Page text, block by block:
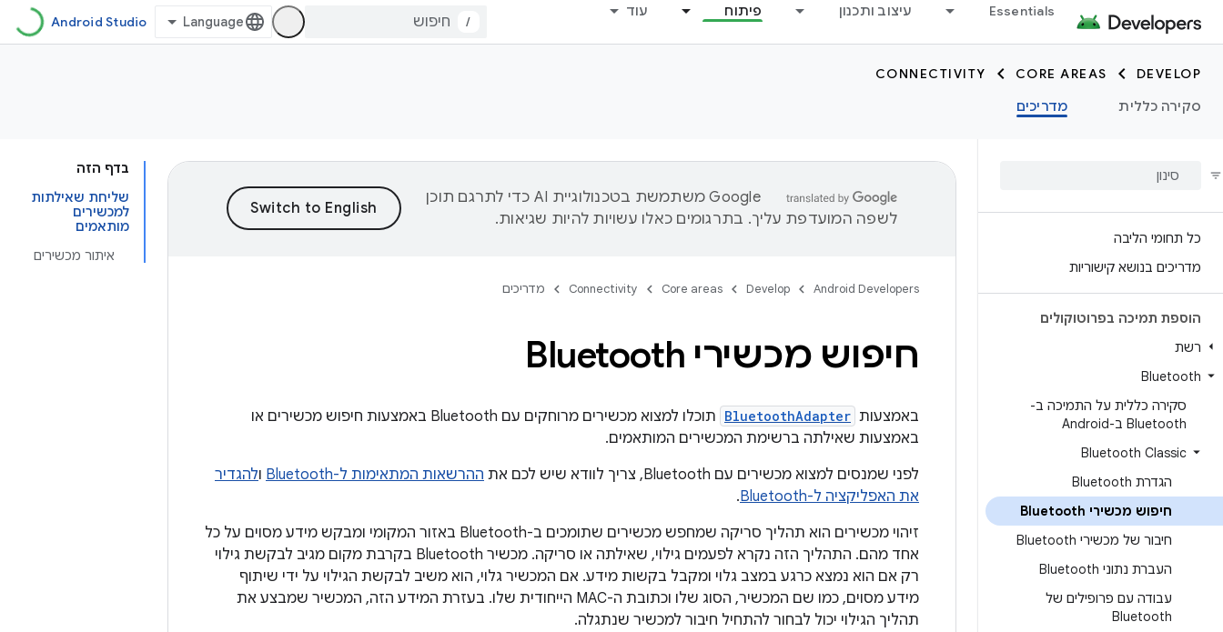
Essentials עיצוב ותכנון פיתוח עוד
/
Android Studio
DEVELOP
CORE AREAS
CONNECTIVITY
סקירה כללית
מדריכים
כל תחומי הליבה
מדריכים בנושא קישוריות
הוספת תמיכה בפרוטוקולים
רשת
Bluetooth
סקירה כללית על התמיכה ב-
Bluetooth ב-Android
Bluetooth Classic
הגדרת Bluetooth
חיפוש מכשירי Bluetooth
חיבור של מכשירי Bluetooth
העברת נתוני Bluetooth
עבודה עם פרופילים של
Bluetooth
בדף הזה
שליחת שאילתות
למכשירים
מותאמים
איתור מכשירים
‫Google משתמשת בטכנולוגיית AI כדי לתרגם תוכן
לשפה המועדפת עליך. בתרגומים כאלו עשויות להיות שגיאות.
Android Developers
Develop
Core areas
Connectivity מדריכים
חיפוש מכשירי Bluetooth
באמצעות BluetoothAdapter
תוכלו למצוא מכשירים מרוחקים עם Bluetooth באמצעות חיפוש מכשירים או
באמצעות שאילתה ברשימת המכשירים המותאמים.
לפני שמנסים למצוא מכשירים עם Bluetooth, צריך לוודא שיש לכם את
ההרשאות המתאימות ל-Bluetooth ולהגדיר
את האפליקציה ל-Bluetooth
.
זיהוי מכשירים הוא תהליך סריקה שמחפש מכשירים שתומכים ב-Bluetooth באזור המקומי ומבקש מידע מסוים על כל
אחד מהם. התהליך הזה נקרא לפעמים גילוי, שאילתה או סריקה. מכשיר Bluetooth בקרבת מקום מגיב לבקשת גילוי
רק אם הוא נמצא כרגע במצב גלוי ומקבל בקשות מידע. אם המכשיר גלוי, הוא משיב לבקשת הגילוי על ידי שיתוף
מידע מסוים, כמו שם המכשיר, הסוג שלו וכתובת ה-MAC הייחודית שלו. בעזרת המידע הזה, המכשיר שמבצע את
תהליך הגילוי יכול לבחור להתחיל חיבור למכשיר שנתגלה.